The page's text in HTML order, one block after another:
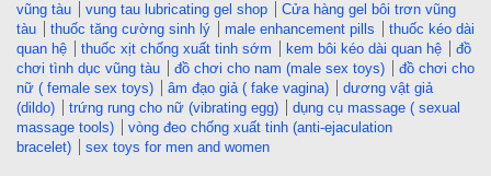
vũng tàu
vung tau lubricating gel shop
Cửa hàng gel bôi trơn vũng
tàu
thuốc tăng cường sinh lý male enhancement pills
thuốc kéo dài
quan hệ
thuốc xịt chống xuất tinh sớm kem bôi kéo dài quan hệ
đồ
chơi tình dục vũng tàu
đồ chơi cho nam (male sex toys)
đồ chơi cho
nữ ( female sex toys)
âm đạo giả ( fake vagina)
dương vật giả
(dildo)
trứng rung cho nữ (vibrating egg)
dụng cụ massage ( sexual
massage tools)
vòng đeo chống xuất tinh (anti-ejaculation
bracelet)
sex toys for men and women